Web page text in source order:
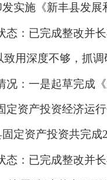
发实施《新丰县发
态：已完成整改并长
致用深度不够，抓调
况：一是起草完成
定资产投资经济运
定资产投资共完成
态：已完成整改并长